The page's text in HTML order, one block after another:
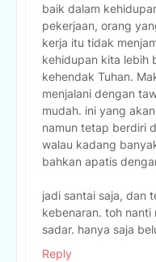
baik dalam
pekerjaan, orang
kerja itu tidak
kehidupan kita lebih
kehendak Tuhan.
menjalani dengan
mudah. ini yang
namun tetap berdiri
walau kadang
bahkan apatis
jadi santai saja, dan
kebenaran. toh nanti
sadar. hanya saja
Reply